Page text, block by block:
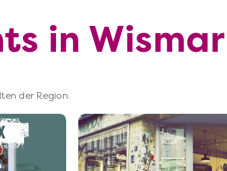
in Wismar
der Region.